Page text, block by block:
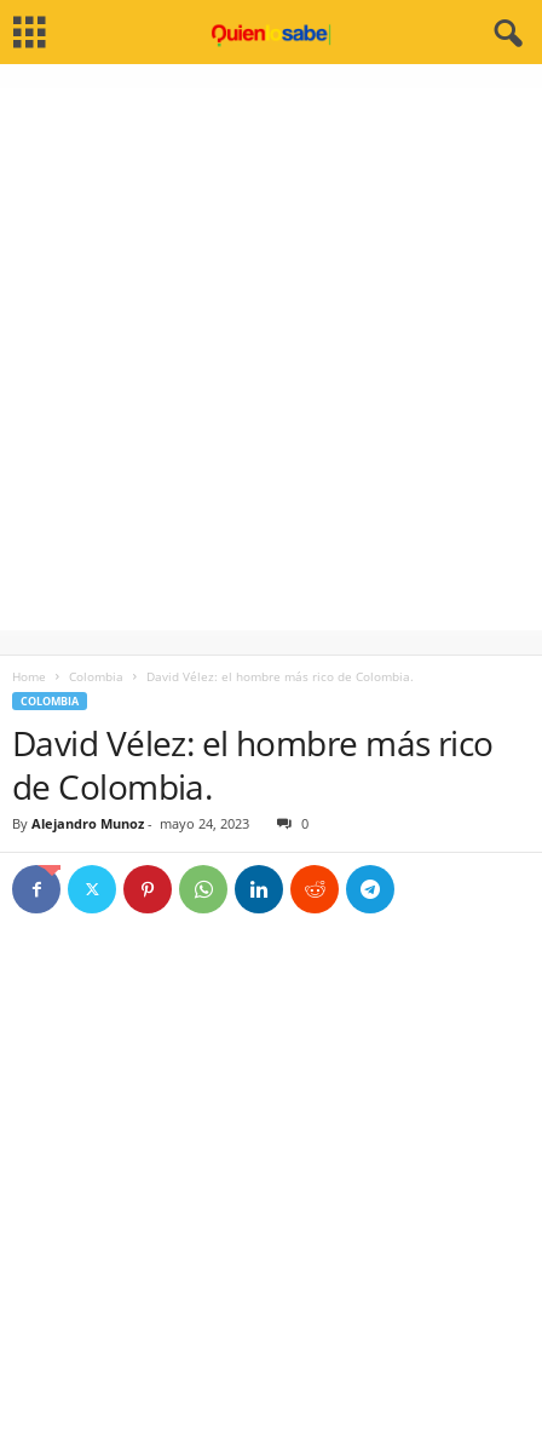
Home Colombia David Vélez: el hombre más rico de Colombia.
COLOMBIA
David Vélez: el hombre más rico
de Colombia.
By Alejandro Munoz - mayo 24, 2023 0